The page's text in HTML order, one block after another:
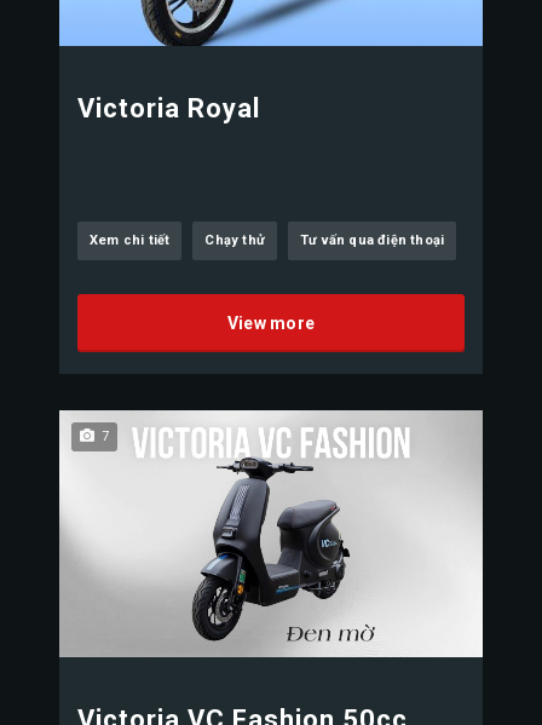
Victoria Royal
Xem chi tiết Chạy thử Tư vấn qua điện thoại
View more
7